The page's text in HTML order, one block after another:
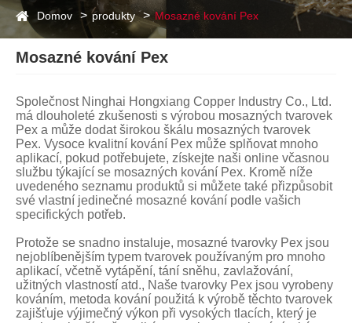
Domov produkty Mosazné kování Pex
Mosazné kování Pex
Společnost Ninghai Hongxiang Copper Industry Co., Ltd.
má dlouholeté zkušenosti s výrobou mosazných tvarovek
Pex a může dodat širokou škálu mosazných tvarovek
Pex. Vysoce kvalitní kování Pex může splňovat mnoho
aplikací, pokud potřebujete, získejte naši online včasnou
službu týkající se mosazných kování Pex. Kromě níže
uvedeného seznamu produktů si můžete také přizpůsobit
své vlastní jedinečné mosazné kování podle vašich
specifických potřeb.
Protože se snadno instaluje, mosazné tvarovky Pex jsou
nejoblíbenějším typem tvarovek používaným pro mnoho
aplikací, včetně vytápění, tání sněhu, zavlažování,
užitných vlastností atd., Naše tvarovky Pex jsou vyrobeny
kováním, metoda kování použitá k výrobě těchto tvarovek
zajišťuje výjimečný výkon při vysokých tlacích, který je